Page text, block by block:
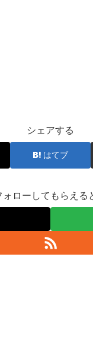
シェアする
はてブ
ォローしてもらえる